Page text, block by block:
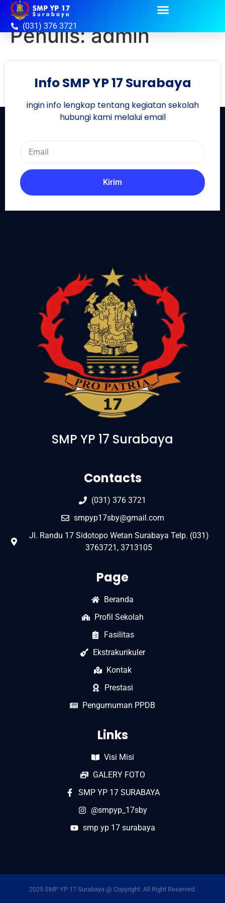
(031) 376 3721
Penulis:admin
Info SMP YP 17 Surabaya
ingin info lengkap tentang kegiatan sekolah
hubungi kami melalui email
Kirim
SMP YP 17 Surabaya
Contacts
(031) 376 3721
smpyp17sby@gmail.com
Jl. Randu 17 Sidotopo Wetan Surabaya Telp. (031)
3763721, 3713105
Page
Beranda
Profil Sekolah
Fasilitas
Ekstrakurikuler
Kontak
Prestasi
Pengumuman PPDB
Links
Visi Misi
GALERY FOTO
SMP YP 17 SURABAYA
@smpyp_17sby
smp yp 17 surabaya
2025 SMP YP 17 Surabaya @ Copyright. All Right Reserved.